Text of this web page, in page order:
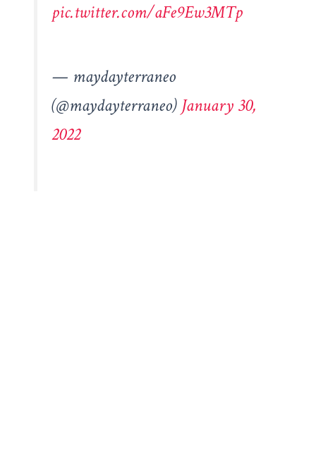
pic.twitter.com/aFe9Ew3MTp
— maydayterraneo
(@maydayterraneo) January 30,
2022